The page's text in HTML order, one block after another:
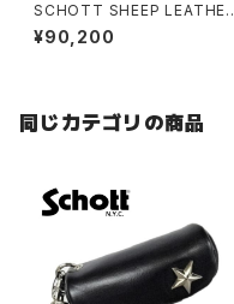
SCHOTT SHEEP LEATHER
1st TRACKER JACKET
¥90,200
同じカテゴリの商品